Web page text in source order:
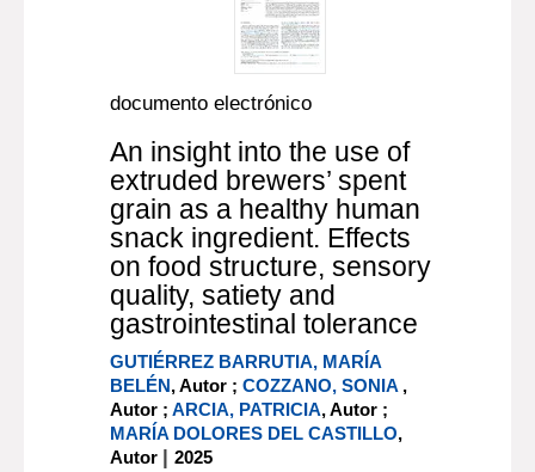
documento electrónico
An insight into the use of
extruded brewers’ spent
grain as a healthy human
snack ingredient. Effects
on food structure, sensory
quality, satiety and
gastrointestinal tolerance
GUTIÉRREZ BARRUTIA, MARÍA
BELÉN, Autor ;COZZANO, SONIA ,
Autor ;ARCIA, PATRICIA, Autor ;
MARÍA DOLORES DEL CASTILLO,
Autor |2025